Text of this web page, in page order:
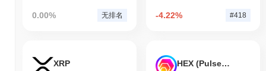
0.00% 无排名 -4.22% #418
XRP HEX (Pulsechain)